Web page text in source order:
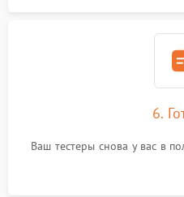
6.
Ваш тестеры снова у вас в